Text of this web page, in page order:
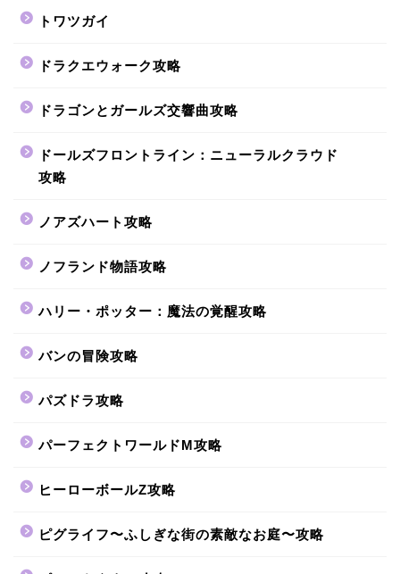
トワツガイ
ドラクエウォーク攻略
ドラゴンとガールズ交響曲攻略
ドールズフロントライン：ニューラルクラウド
攻略
ノアズハート攻略
ノフランド物語攻略
ハリー・ポッター：魔法の覚醒攻略
バンの冒険攻略
パズドラ攻略
パーフェクトワールドM攻略
ヒーローボールZ攻略
ピグライフ〜ふしぎな街の素敵なお庭〜攻略